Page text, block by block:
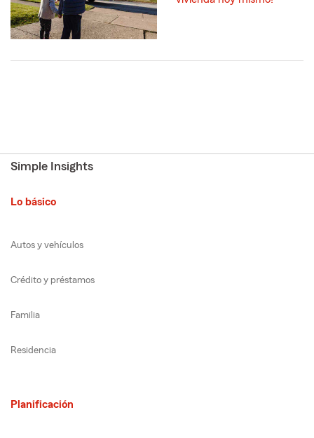
Simple Insights
Lo básico
Autos y vehículos
Crédito y préstamos
Familia
Residencia
Planificación